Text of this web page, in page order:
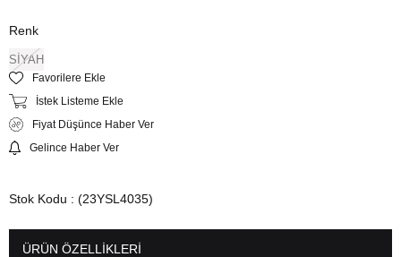
Renk
SİYAH
Favorilere Ekle
İstek Listeme Ekle
Fiyat Düşünce Haber Ver
Gelince Haber Ver
Stok Kodu (23YSL4035)
ÜRÜN ÖZELLIKLERI